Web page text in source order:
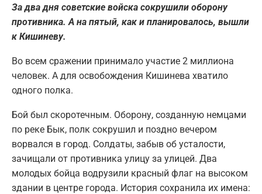
За два дня советские войска сокрушили оборону
противника. А на пятый, как и планировалось, вышли
к Кишиневу.
Во всем сражении принимало участие 2 миллиона
человек. А для освобождения Кишинева хватило
одного полка.
Бой был скоротечным. Оборону, созданную немцами
по реке Бык, полк сокрушил и поздно вечером
ворвался в город. Солдаты, забыв об усталости,
зачищали от противника улицу за улицей. Два
молодых бойца водрузили красный флаг на высоком
здании в центре города. История сохранила их имена: